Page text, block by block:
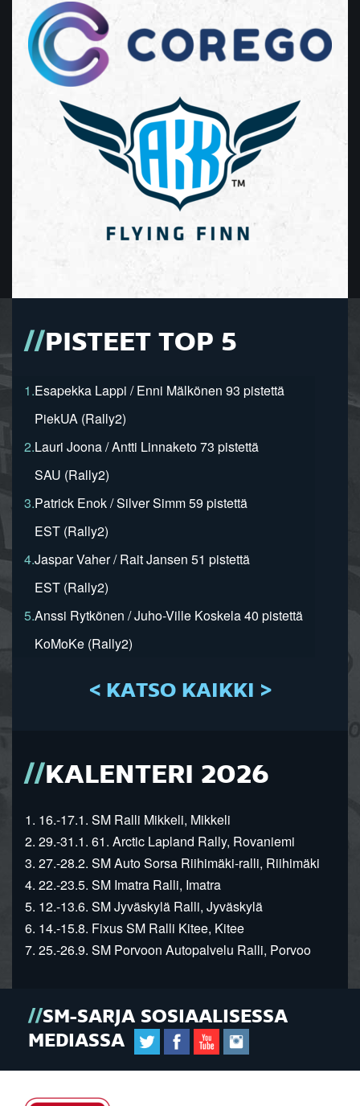
PISTEET TOP 5
1.Esapekka Lappi / Enni Mälkönen 93 pistettä
PiekUA (Rally2)
2.Lauri Joona / Antti Linnaketo 73 pistettä
SAU (Rally2)
3.Patrick Enok / Silver Simm 59 pistettä
EST (Rally2)
4.Jaspar Vaher / Rait Jansen 51 pistettä
EST (Rally2)
5.Anssi Rytkönen / Juho-Ville Koskela 40 pistettä
KoMoKe (Rally2)
< KATSO KAIKKI >
KALENTERI 2026
1. 16.-17.1. SM Ralli Mikkeli, Mikkeli
2. 29.-31.1. 61. Arctic Lapland Rally, Rovaniemi
3. 27.-28.2. SM Auto Sorsa Riihimäki-ralli, Riihimäki
4. 22.-23.5. SM Imatra Ralli, Imatra
5. 12.-13.6. SM Jyväskylä Ralli, Jyväskylä
6. 14.-15.8. Fixus SM Ralli Kitee, Kitee
7. 25.-26.9. SM Porvoon Autopalvelu Ralli, Porvoo
SM-SARJA SOSIAALISESSA
MEDIASSA